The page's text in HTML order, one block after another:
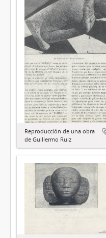
Reproducción de una obra
de Guillermo Ruiz